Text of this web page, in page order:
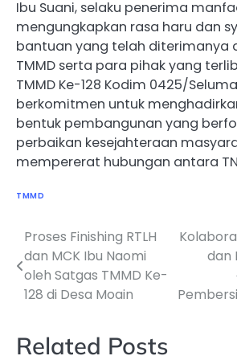
Ibu Suani, selaku penerima
mengungkapkan rasa haru dan
bantuan yang telah diterimanya
TMMD serta para pihak yang
TMMD Ke-128 Kodim 0425/
berkomitmen untuk
bentuk pembangunan yang
perbaikan kesejahteraan
mempererat hubungan antara
TMMD
Navigasi
pos
Proses Finishing RTLH
dan MCK Ibu Naomi
oleh Satgas TMMD Ke-
128 di Desa Moain
dan
Related Posts